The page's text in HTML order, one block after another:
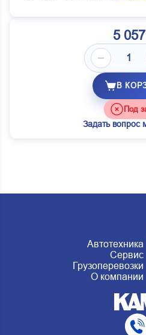
5
В
Под
Задать вопрос
Автотехника
Сервис
Грузоперевозки
О компании